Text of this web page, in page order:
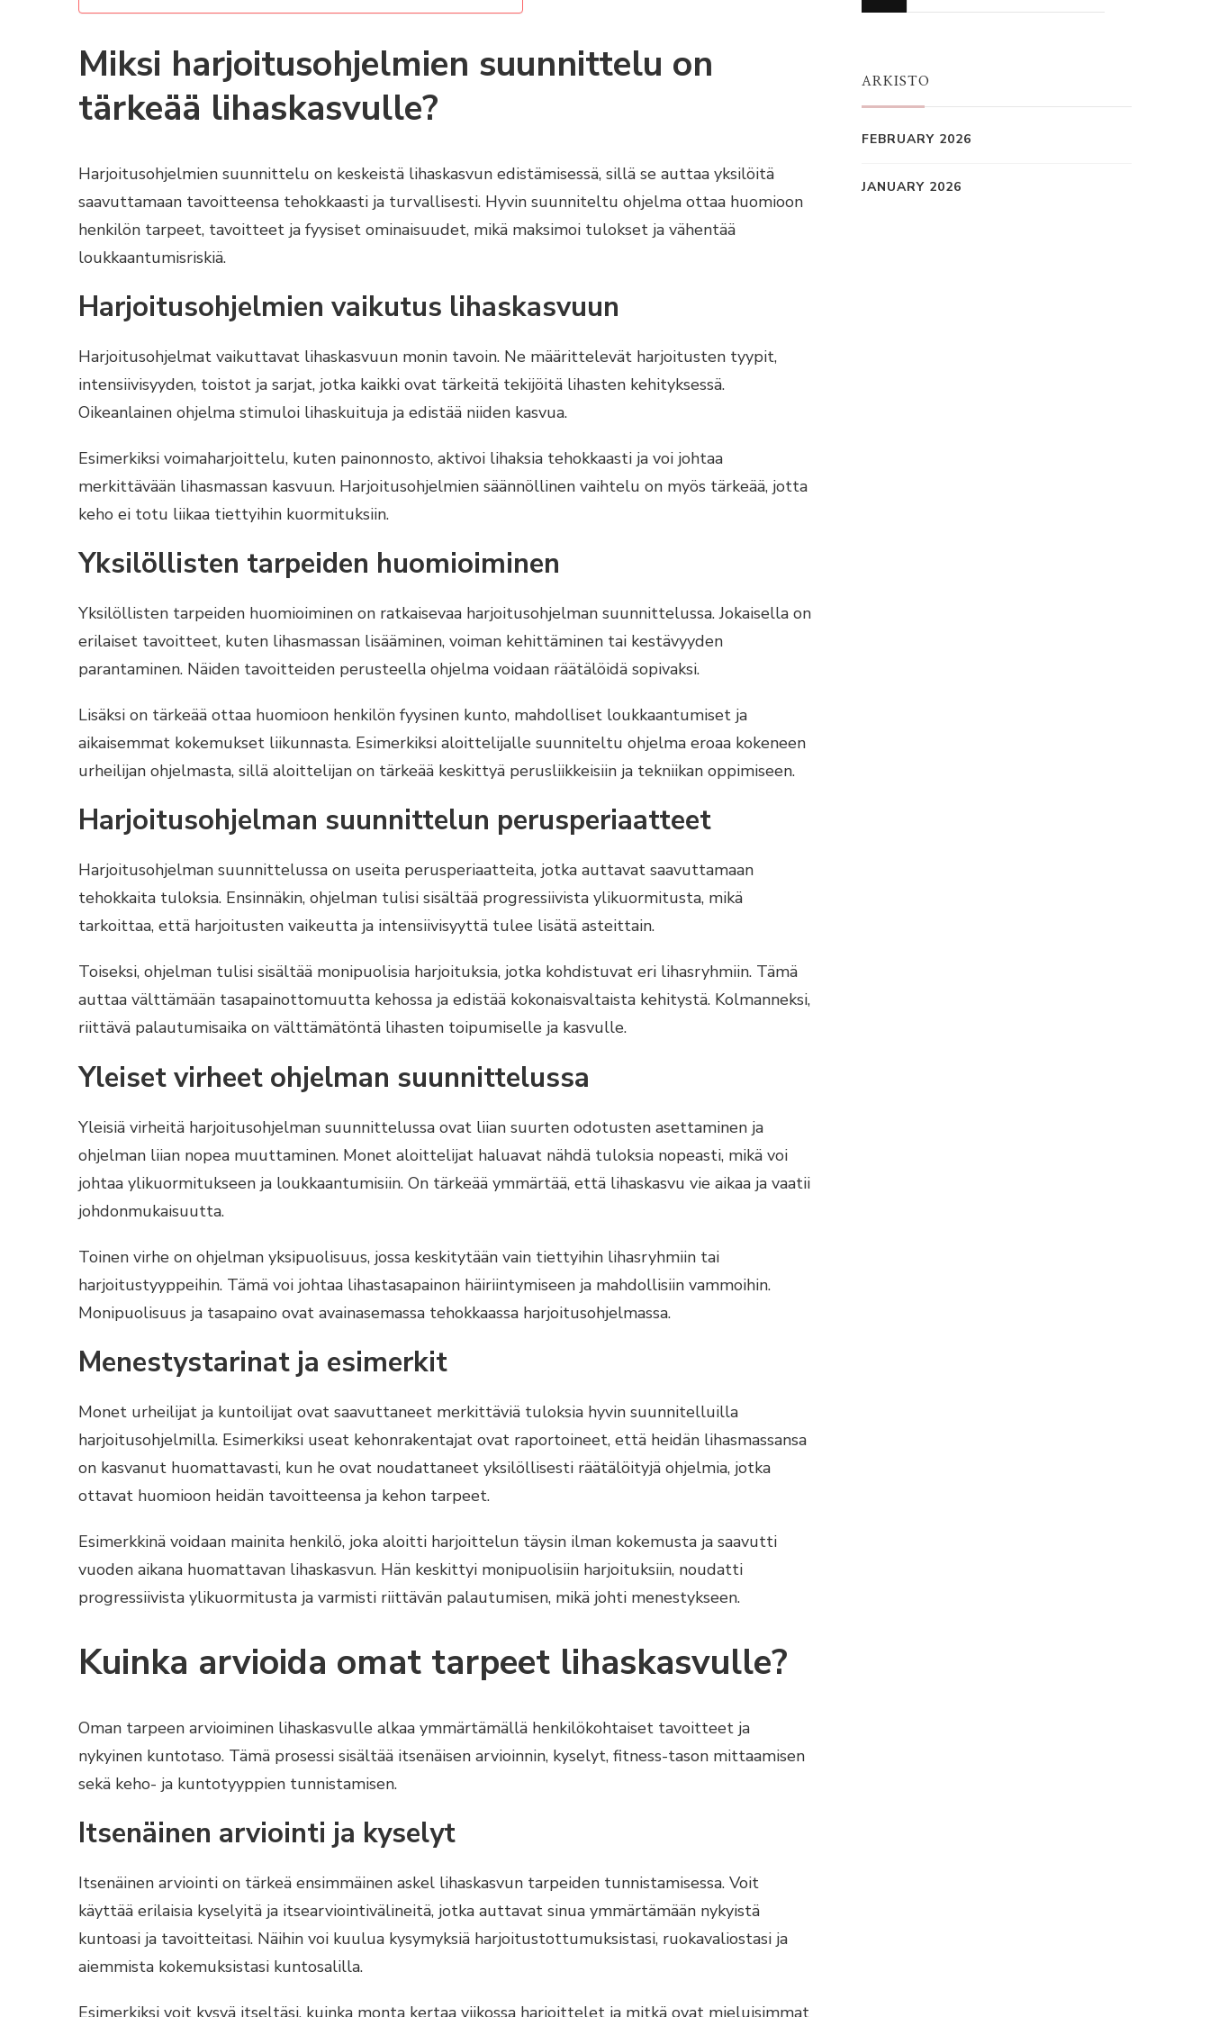
Miksi harjoitusohjelmien suunnittelu on
tärkeää lihaskasvulle?
Harjoitusohjelmien suunnittelu on keskeistä lihaskasvun edistämisessä, sillä se auttaa yksilöitä
saavuttamaan tavoitteensa tehokkaasti ja turvallisesti. Hyvin suunniteltu ohjelma ottaa huomioon
henkilön tarpeet, tavoitteet ja fyysiset ominaisuudet, mikä maksimoi tulokset ja vähentää
loukkaantumisriskiä.
Harjoitusohjelmien vaikutus lihaskasvuun
Harjoitusohjelmat vaikuttavat lihaskasvuun monin tavoin. Ne määrittelevät harjoitusten tyypit,
intensiivisyyden, toistot ja sarjat, jotka kaikki ovat tärkeitä tekijöitä lihasten kehityksessä.
Oikeanlainen ohjelma stimuloi lihaskuituja ja edistää niiden kasvua.
Esimerkiksi voimaharjoittelu, kuten painonnosto, aktivoi lihaksia tehokkaasti ja voi johtaa
merkittävään lihasmassan kasvuun. Harjoitusohjelmien säännöllinen vaihtelu on myös tärkeää, jotta
keho ei totu liikaa tiettyihin kuormituksiin.
Yksilöllisten tarpeiden huomioiminen
Yksilöllisten tarpeiden huomioiminen on ratkaisevaa harjoitusohjelman suunnittelussa. Jokaisella on
erilaiset tavoitteet, kuten lihasmassan lisääminen, voiman kehittäminen tai kestävyyden
parantaminen. Näiden tavoitteiden perusteella ohjelma voidaan räätälöidä sopivaksi.
Lisäksi on tärkeää ottaa huomioon henkilön fyysinen kunto, mahdolliset loukkaantumiset ja
aikaisemmat kokemukset liikunnasta. Esimerkiksi aloittelijalle suunniteltu ohjelma eroaa kokeneen
urheilijan ohjelmasta, sillä aloittelijan on tärkeää keskittyä perusliikkeisiin ja tekniikan oppimiseen.
Harjoitusohjelman suunnittelun perusperiaatteet
Harjoitusohjelman suunnittelussa on useita perusperiaatteita, jotka auttavat saavuttamaan
tehokkaita tuloksia. Ensinnäkin, ohjelman tulisi sisältää progressiivista ylikuormitusta, mikä
tarkoittaa, että harjoitusten vaikeutta ja intensiivisyyttä tulee lisätä asteittain.
Toiseksi, ohjelman tulisi sisältää monipuolisia harjoituksia, jotka kohdistuvat eri lihasryhmiin. Tämä
auttaa välttämään tasapainottomuutta kehossa ja edistää kokonaisvaltaista kehitystä. Kolmanneksi,
riittävä palautumisaika on välttämätöntä lihasten toipumiselle ja kasvulle.
Yleiset virheet ohjelman suunnittelussa
Yleisiä virheitä harjoitusohjelman suunnittelussa ovat liian suurten odotusten asettaminen ja
ohjelman liian nopea muuttaminen. Monet aloittelijat haluavat nähdä tuloksia nopeasti, mikä voi
johtaa ylikuormitukseen ja loukkaantumisiin. On tärkeää ymmärtää, että lihaskasvu vie aikaa ja vaatii
johdonmukaisuutta.
Toinen virhe on ohjelman yksipuolisuus, jossa keskitytään vain tiettyihin lihasryhmiin tai
harjoitustyyppeihin. Tämä voi johtaa lihastasapainon häiriintymiseen ja mahdollisiin vammoihin.
Monipuolisuus ja tasapaino ovat avainasemassa tehokkaassa harjoitusohjelmassa.
Menestystarinat ja esimerkit
Monet urheilijat ja kuntoilijat ovat saavuttaneet merkittäviä tuloksia hyvin suunnitelluilla
harjoitusohjelmilla. Esimerkiksi useat kehonrakentajat ovat raportoineet, että heidän lihasmassansa
on kasvanut huomattavasti, kun he ovat noudattaneet yksilöllisesti räätälöityjä ohjelmia, jotka
ottavat huomioon heidän tavoitteensa ja kehon tarpeet.
Esimerkkinä voidaan mainita henkilö, joka aloitti harjoittelun täysin ilman kokemusta ja saavutti
vuoden aikana huomattavan lihaskasvun. Hän keskittyi monipuolisiin harjoituksiin, noudatti
progressiivista ylikuormitusta ja varmisti riittävän palautumisen, mikä johti menestykseen.
Kuinka arvioida omat tarpeet lihaskasvulle?
Oman tarpeen arvioiminen lihaskasvulle alkaa ymmärtämällä henkilökohtaiset tavoitteet ja
nykyinen kuntotaso. Tämä prosessi sisältää itsenäisen arvioinnin, kyselyt, fitness-tason mittaamisen
sekä keho- ja kuntotyyppien tunnistamisen.
Itsenäinen arviointi ja kyselyt
Itsenäinen arviointi on tärkeä ensimmäinen askel lihaskasvun tarpeiden tunnistamisessa. Voit
käyttää erilaisia kyselyitä ja itsearviointivälineitä, jotka auttavat sinua ymmärtämään nykyistä
kuntoasi ja tavoitteitasi. Näihin voi kuulua kysymyksiä harjoitustottumuksistasi, ruokavaliostasi ja
aiemmista kokemuksistasi kuntosalilla.
Esimerkiksi voit kysyä itseltäsi, kuinka monta kertaa viikossa harjoittelet ja mitkä ovat mieluisimmat
for
ARKISTO
FEBRUARY 2026
JANUARY 2026